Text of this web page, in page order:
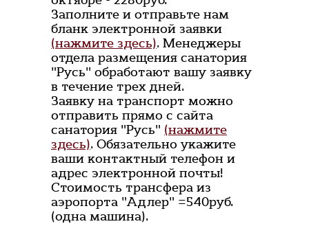
Заполните и отправьте нам
бланк электронной заявки
(нажмите здесь). Менеджеры
отдела размещения санатория
"Русь" обработают вашу заявку
в течение трех дней.
Заявку на транспорт можно
отправить прямо с сайта
санатория "Русь" (нажмите
здесь). Обязательно укажите
ваши контактный телефон и
адрес электронной почты!
Стоимость трансфера из
аэропорта "Адлер" =540руб.
(одна машина).